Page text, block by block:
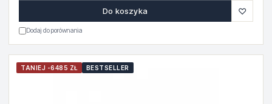
Do koszyka ♡
Dodaj do porównania
TANIEJ -6485 ZŁ BESTSELLER